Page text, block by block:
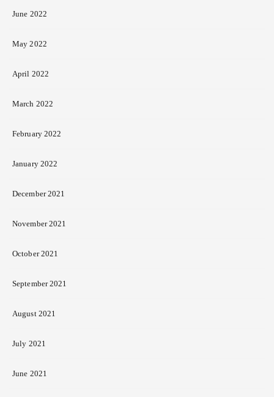
June 2022
May 2022
April 2022
March 2022
February 2022
January 2022
December 2021
November 2021
October 2021
September 2021
August 2021
July 2021
June 2021